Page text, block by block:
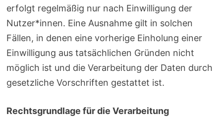
erfolgt regelmäßig nur nach Einwilligung der
Nutzer*innen. Eine Ausnahme gilt in solchen
Fällen, in denen eine vorherige Einholung einer
Einwilligung aus tatsächlichen Gründen nicht
möglich ist und die Verarbeitung der Daten durch
gesetzliche Vorschriften gestattet ist.
Rechtsgrundlage für die Verarbeitung